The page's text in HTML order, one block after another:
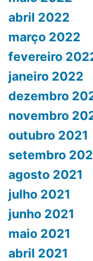
abril 2022
março 2022
fevereiro
janeiro 2022
dezembro
novembro
outubro 2021
setembro
agosto 2021
julho 2021
junho 2021
maio 2021
abril 2021